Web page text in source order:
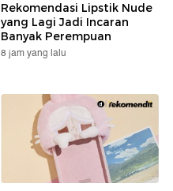
Rekomendasi Lipstik Nude
yang Lagi Jadi Incaran
Banyak Perempuan
8 jam yang lalu